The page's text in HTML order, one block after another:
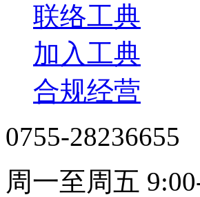
联络工典
加入工典
合规经营
0755-28236655
周一至周五